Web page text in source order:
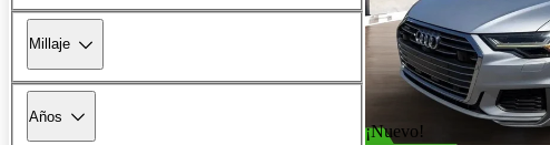
Millaje
Años
¡Nuevo!